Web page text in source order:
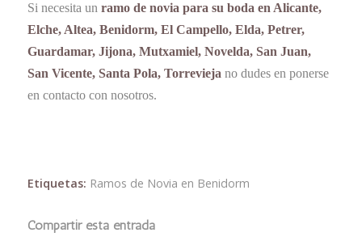
Si necesita un ramo de novia para su boda en Alicante,
Elche, Altea, Benidorm, El Campello, Elda, Petrer,
Guardamar, Jijona, Mutxamiel, Novelda, San Juan,
San Vicente, Santa Pola, Torrevieja no dudes en ponerse
en contacto con nosotros.
Etiquetas: Ramos de Novia en Benidorm
Compartir esta entrada